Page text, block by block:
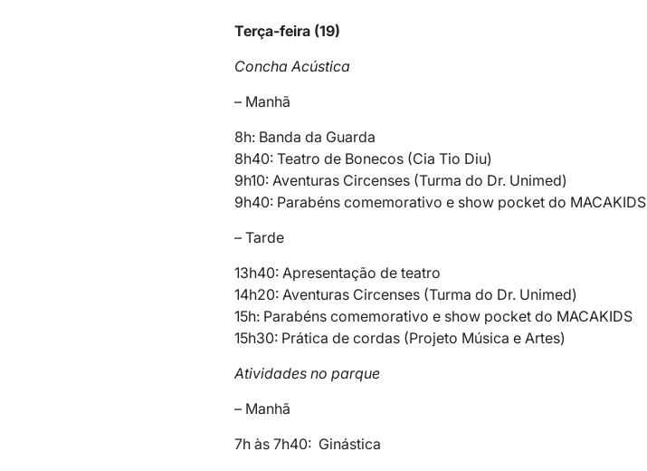
Terça-feira (19)
Concha Acústica
– Manhã
8h: Banda da Guarda
8h40: Teatro de Bonecos (Cia Tio Diu)
9h10: Aventuras Circenses (Turma do Dr. Unimed)
9h40: Parabéns comemorativo e show pocket do MACAKIDS
– Tarde
13h40: Apresentação de teatro
14h20: Aventuras Circenses (Turma do Dr. Unimed)
15h: Parabéns comemorativo e show pocket do MACAKIDS
15h30: Prática de cordas (Projeto Música e Artes)
Atividades no parque
– Manhã
7h às 7h40: Ginástica